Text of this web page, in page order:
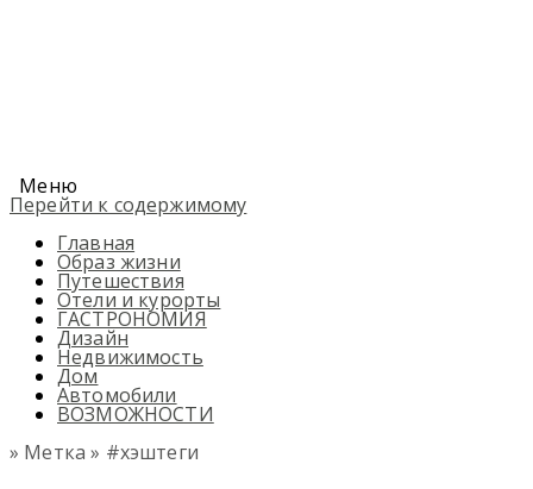
Меню
Перейти к содержимому
Главная
Образ жизни
Путешествия
Отели и курорты
ГАСТРОНОМИЯ
Дизайн
Недвижимость
Дом
Автомобили
ВОЗМОЖНОСТИ
» Метка » #хэштеги